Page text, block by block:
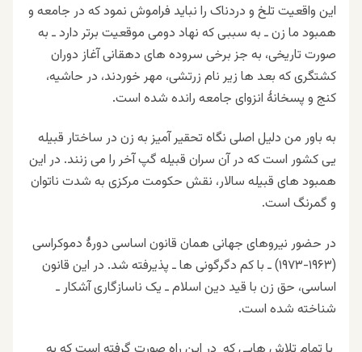
این واقعیت تلخ و دردناک را نباید فراموش نمود که در جامعه و
همبود ما زن ـ به سببی که نهاد دومی موقعیت برتر دارد ـ به
صورت تاریخی، به جز برخی سروده های دهقانی آغاز دوران
کشتگری که بعد ها زیر نام زرتشی، مهر خوردند، در حاشیه،
کنج و پسخانهٔ انزوای جامعه رانده شده است.
به باور من دلیل اصلی نگاه تحقیر آمیز به زن در ساختار قبیله
یی کشور است که در آن سران قبیله گپ آخر را می زنند. در این
همبود های قبیله سالار، نقش حکومت مرکزی به شدت ناتوان
و گمرنگ است.
در حضور نیروهای جهانی همان قانون اساسی دورهٔ دموکراسی
(۱۹۷۳-۱۹۶۳) ـ با کم دگرگونی ها ـ پذیرفته شد. در این قانون
اساسی، حق زن با قید دین اسلام ـ یک ناسازگاری آشکار ـ
شناخته شده است.